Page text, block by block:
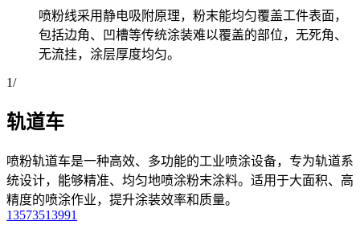
喷粉线采用静电吸附原理，粉末能均匀覆盖工件表面，
包括边角、凹槽等传统涂装难以覆盖的部位，无死角、
无流挂，涂层厚度均匀。
1/
轨道车
喷粉轨道车是一种高效、多功能的工业喷涂设备，专为轨道系
统设计，能够精准、均匀地喷涂粉末涂料。适用于大面积、高
精度的喷涂作业，提升涂装效率和质量。
13573513991